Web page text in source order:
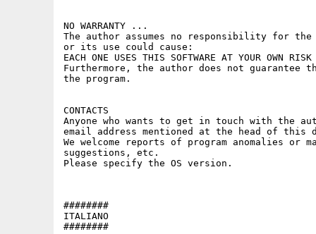
NO WARRANTY ...
The author assumes no responsibility for the
or its use could cause:
EACH ONE USES THIS SOFTWARE AT YOUR OWN
Furthermore, the author does not guarantee
the program.
CONTACTS
Anyone who wants to get in touch with the
email address mentioned at the head of this
We welcome reports of program anomalies or
suggestions, etc.
Please specify the OS version.
########
ITALIANO
########